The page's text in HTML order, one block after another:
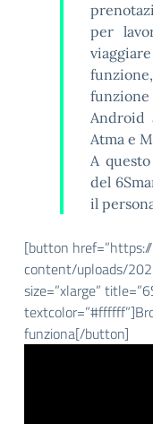
per
funzione
Android
Atma e
A
del
il
[button
content/uploads/
size=”xlarge”
funziona[/button]